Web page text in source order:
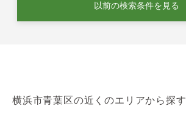
以前の検索条件を見る
横浜市青葉区の近くのエリアから探す